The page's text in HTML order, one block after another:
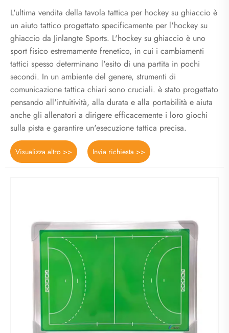
L'ultima vendita della tavola tattica per hockey su ghiaccio è
un aiuto tattico progettato specificamente per l'hockey su
ghiaccio da Jinlangte Sports. L'hockey su ghiaccio è uno
sport fisico estremamente frenetico, in cui i cambiamenti
tattici spesso determinano l'esito di una partita in pochi
secondi. In un ambiente del genere, strumenti di
comunicazione tattica chiari sono cruciali. è stato progettato
pensando all'intuitività, alla durata e alla portabilità e aiuta
anche gli allenatori a dirigere efficacemente i loro giochi
sulla pista e garantire un'esecuzione tattica precisa.
Visualizza altro >> Invia richiesta >>